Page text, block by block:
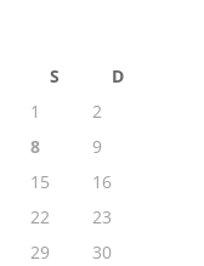
S
D
1
2
8
9
15
16
22
23
29
30